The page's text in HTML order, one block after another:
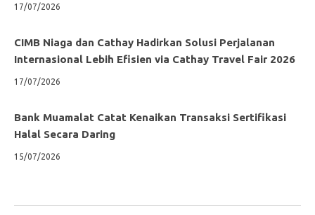
17/07/2026
CIMB Niaga dan Cathay Hadirkan Solusi Perjalanan
Internasional Lebih Efisien via Cathay Travel Fair 2026
17/07/2026
Bank Muamalat Catat Kenaikan Transaksi Sertifikasi
Halal Secara Daring
15/07/2026